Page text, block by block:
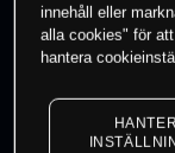
innehåll eller
alla cookies" för
hantera